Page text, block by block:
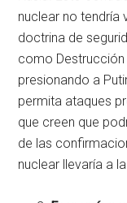
nuclear no tendría
doctrina de
como Destrucción
presionando a
permita ataques
que creen que
de las
nuclear llevaría a